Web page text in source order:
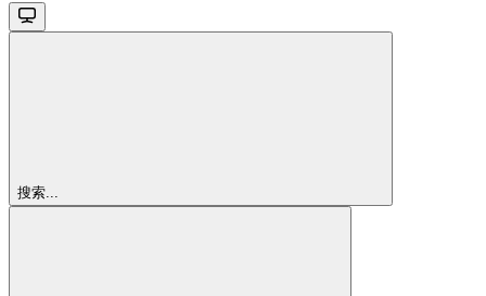
搜索...